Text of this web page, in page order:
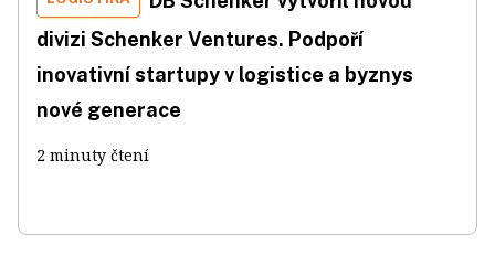
divizi Schenker Ventures. Podpoří
inovativní startupy v logistice a byznys
nové generace
2 minuty čtení